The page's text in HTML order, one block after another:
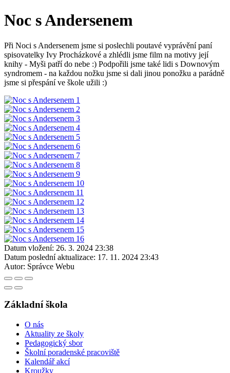
Noc s Andersenem
Při Noci s Andersenem jsme si poslechli poutavé vyprávění paní
spisovatelky Ivy Procházkové a zhlédli jsme film na motivy její
knihy - Myši patří do nebe :) Podpořili jsme také lidi s Downovým
syndromem - na každou nožku jsme si dali jinou ponožku a parádně
jsme si přespání ve škole užili :)
Datum vložení: 26. 3. 2024 23:38
Datum poslední aktualizace: 17. 11. 2024 23:43
Autor: Správce Webu
Základní škola
O nás
Aktuality ze školy
Pedagogický sbor
Školní poradenské pracoviště
Kalendář akcí
Kroužky